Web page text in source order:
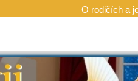
O rodičích a